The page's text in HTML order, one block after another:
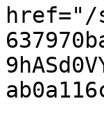
href="/